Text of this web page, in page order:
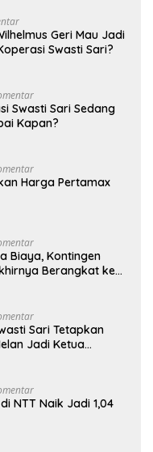
Geri Mau Jadi
Swasti Sari?
Swasti Sari Sedang
Kapan?
Harga Pertamax
Biaya, Kontingen
Berangkat ke
Sari Tetapkan
Jadi Ketua
NTT Naik Jadi 1,04